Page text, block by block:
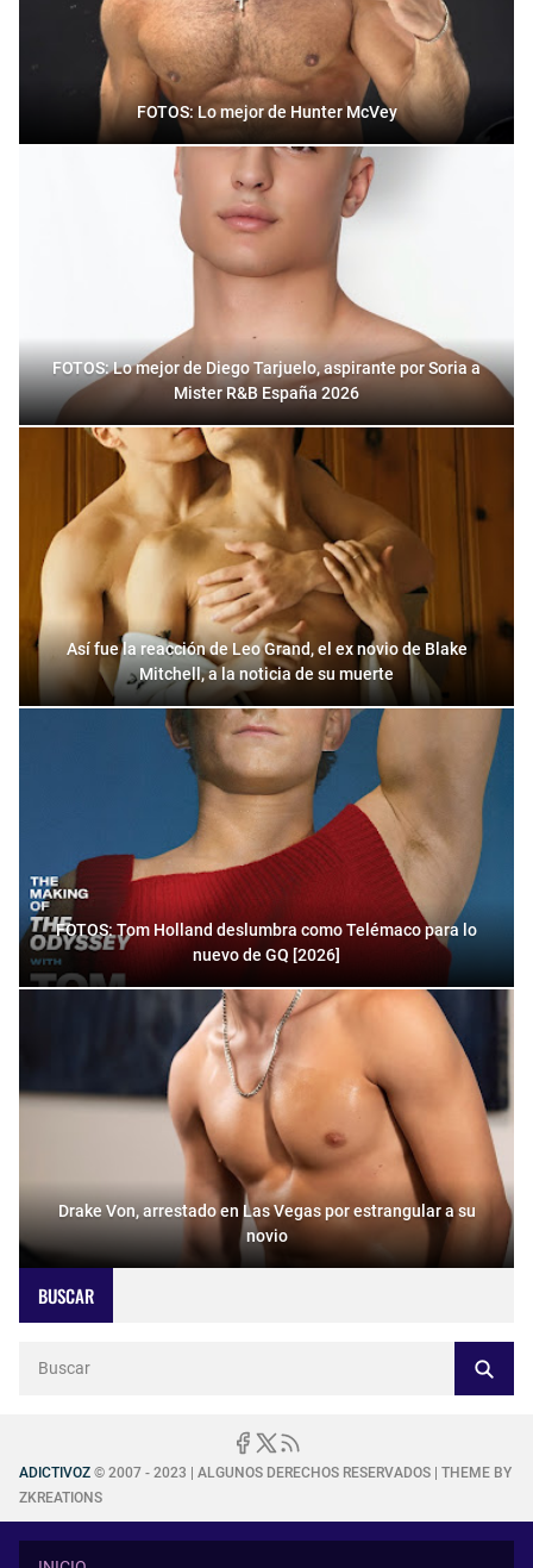
FOTOS: Lo mejor de Hunter McVey
FOTOS: Lo mejor de Diego Tarjuelo, aspirante por Soria a
Mister R&B España 2026
Así fue la reacción de Leo Grand, el ex novio de Blake
Mitchell, a la noticia de su muerte
FOTOS: Tom Holland deslumbra como Telémaco para lo
nuevo de GQ [2026]
Drake Von, arrestado en Las Vegas por estrangular a su
novio
BUSCAR
ADICTIVOZ © 2007 - 2023 | ALGUNOS DERECHOS RESERVADOS | THEME BY
ZKREATIONS